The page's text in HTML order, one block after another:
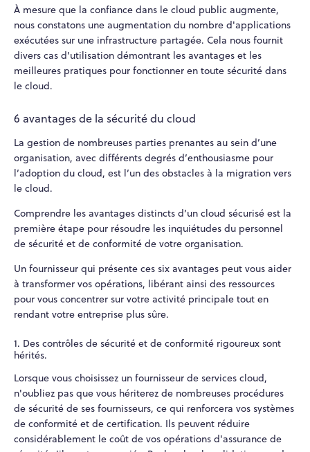
À mesure que la confiance dans le cloud public augmente,
nous constatons une augmentation du nombre d'applications
exécutées sur une infrastructure partagée. Cela nous fournit
divers cas d'utilisation démontrant les avantages et les
meilleures pratiques pour fonctionner en toute sécurité dans
le cloud.
6 avantages de la sécurité du cloud
La gestion de nombreuses parties prenantes au sein d’une
organisation, avec différents degrés d’enthousiasme pour
l’adoption du cloud, est l’un des obstacles à la migration vers
le cloud.
Comprendre les avantages distincts d’un cloud sécurisé est la
première étape pour résoudre les inquiétudes du personnel
de sécurité et de conformité de votre organisation.
Un fournisseur qui présente ces six avantages peut vous aider
à transformer vos opérations, libérant ainsi des ressources
pour vous concentrer sur votre activité principale tout en
rendant votre entreprise plus sûre.
1. Des contrôles de sécurité et de conformité rigoureux sont
hérités.
Lorsque vous choisissez un fournisseur de services cloud,
n'oubliez pas que vous hériterez de nombreuses procédures
de sécurité de ses fournisseurs, ce qui renforcera vos systèmes
de conformité et de certification. Ils peuvent réduire
considérablement le coût de vos opérations d'assurance de